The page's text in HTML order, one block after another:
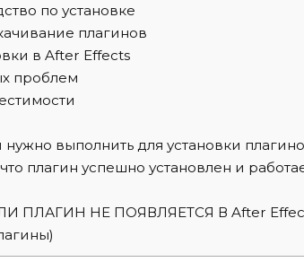
по установке
плагинов
в After Effects
проблем
выполнить для установки
что плагин успешно установлен и
ПЛАГИН НЕ ПОЯВЛЯЕТСЯ В After